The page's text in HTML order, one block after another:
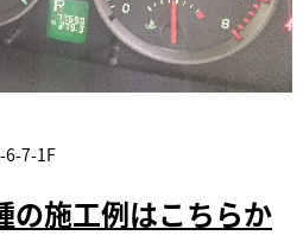
6-7-1F
の施工例はこちらか